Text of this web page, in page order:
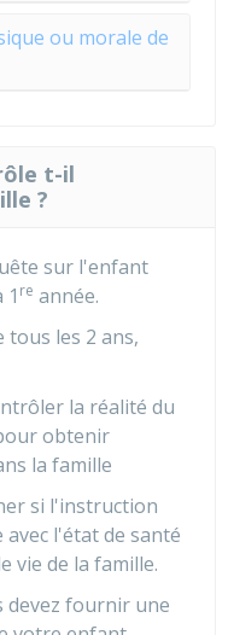
ou morale de
t-il
?
sur l'enfant
1 re année.
tous les 2 ans,
la réalité du
obtenir
la famille
si l'instruction
l'état de santé
vie de la famille.
devez fournir une